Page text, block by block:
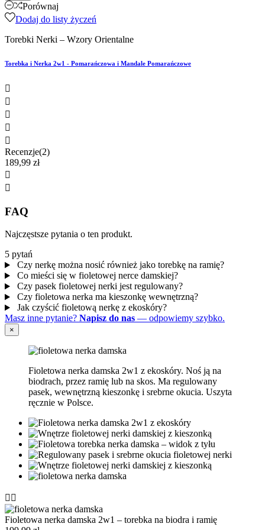
Porównaj
Dodaj do listy życzeń
Torebki Nerki – Wzory Orientalne
Torebka i Nerka 2w1 - Pomarańczowa i Mandale Pomarańczowe





Recenzje(2)
189,99 zł


FAQ
Najczęstsze pytania o ten produkt.
5 pytań
Czy nerkę można nosić również jako torebkę na ramię?
Co mieści się w fioletowej nerce damskiej?
Czy pasek fioletowej nerki jest regulowany?
Czy fioletowa nerka ma kieszonkę wewnętrzną?
Jak czyścić fioletową nerkę z ekoskóry?
Masz inne pytanie? Napisz do nas — odpowiemy szybko.
×
Fioletowa nerka damska 2w1 z ekoskóry. Noś ją na
biodrach, przez ramię lub na skos. Ma regulowany
pasek, wewnętrzną kieszonkę i srebrne okucia. Uszyta
ręcznie w Polsce.
 
Fioletowa nerka damska 2w1 – torebka na biodra i ramię